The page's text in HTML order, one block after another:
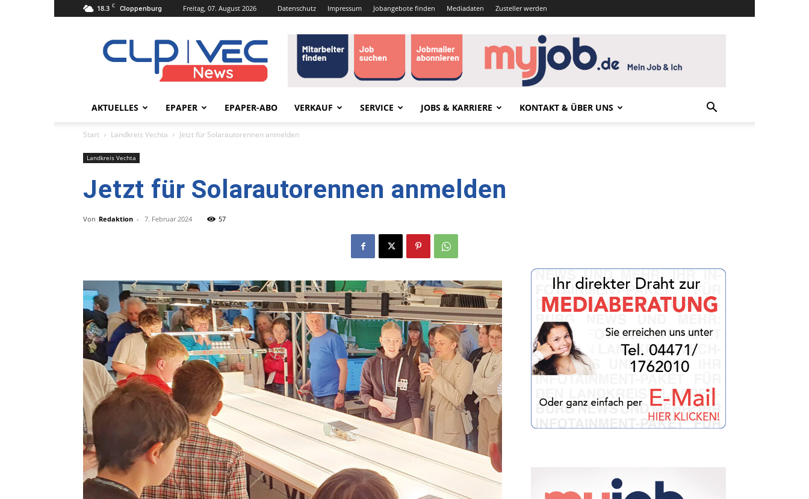
18.3 C Cloppenburg Freitag, 07. August 2026 Datenschutz Impressum Jobangebote finden Mediadaten Zusteller werden
clpvecnews.de
AKTUELLES EPAPER EPAPER-ABO VERKAUF SERVICE JOBS & KARRIERE KONTAKT & ÜBER UNS
Start Landkreis Vechta Jetzt für Solarautorennen anmelden
Landkreis Vechta
Jetzt für Solarautorennen anmelden
Von Redaktion - 7. Februar 2024 57